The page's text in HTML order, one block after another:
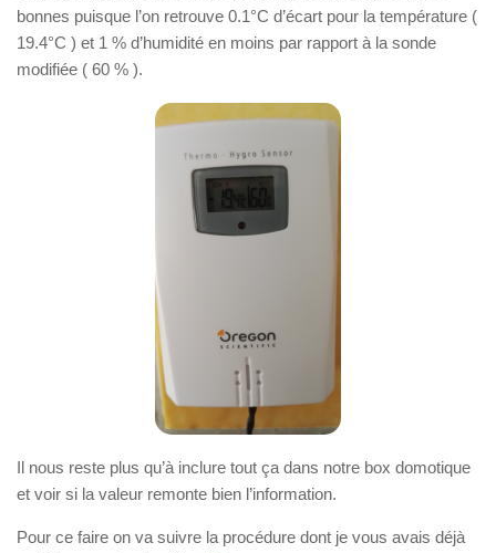
bonnes puisque l’on retrouve 0.1°C d’écart pour la température (
19.4°C ) et 1 % d’humidité en moins par rapport à la sonde
modifiée ( 60 % ).
Il nous reste plus qu’à inclure tout ça dans notre box domotique
et voir si la valeur remonte bien l’information.
Pour ce faire on va suivre la procédure dont je vous avais déjà